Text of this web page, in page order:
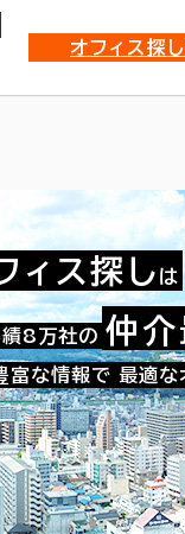
オフィス探
番号：010-03030
ィス探し は
8万社の 仲介
富な情報で 最適な